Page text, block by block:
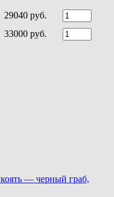
29040 руб.
33000 руб.
— черный граб,